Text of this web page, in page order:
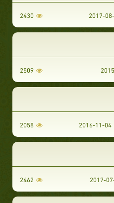
2430
2509
2016-11-04
2058
2462